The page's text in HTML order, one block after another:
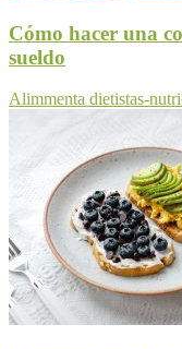
Cómo hacer una
sueldo
Alimmenta dietistas-